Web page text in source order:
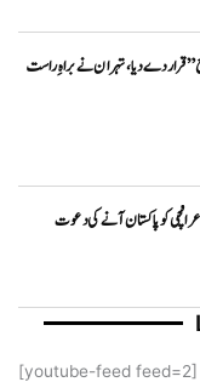
دے دیا، تہران نے براہِ راست
کو پاکستان آنے کی دعوت
[youtube-feed feed=2]